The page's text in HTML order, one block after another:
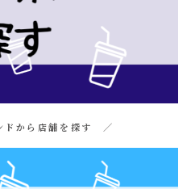
から店舗を探す ／